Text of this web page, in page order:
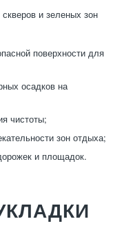
и зеленых зон
поверхности для
осадков на
чистоты;
зон отдыха;
и площадок.